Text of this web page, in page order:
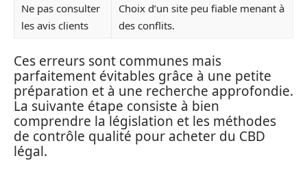
Ne pas consulter
les avis clients
Choix d’un site peu fiable menant à
des conflits.
Ces erreurs sont communes mais
parfaitement évitables grâce à une petite
préparation et à une recherche approfondie.
La suivante étape consiste à bien
comprendre la législation et les méthodes
de contrôle qualité pour acheter du CBD
légal.